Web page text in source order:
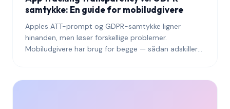
samtykke: En guide for mobiludgivere
Apples ATT-prompt og GDPR-samtykke ligner
hinanden, men løser forskellige problemer.
Mobiludgivere har brug for begge — sådan adskiller